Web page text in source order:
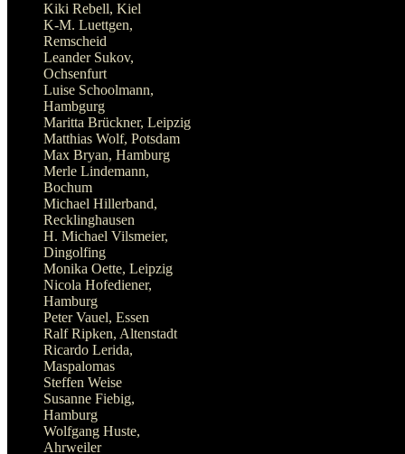
Hamburg
Peter Vauel, Essen
Ralf Ripken, Altenstadt
Ricardo Lerida,
Maspalomas
Steffen Weise
Susanne Fiebig,
Hamburg
Wolfgang Huste,
Ahrweiler
Wolfgang Müller,
Hamburg
Quasi B., Dresden
Kooperationspartner
Antikrieg.com
Arbeit-Zukunft
ANF NEWS
Berlin Bulletin by Victor
Grossman
BIP jetzt BLOG
Dean-Reed-Archiv-Berlin
Der Stachel Leipzig
Die Freiheitsliebe
Die Welt vor 50 Jahren
Einheit-ML